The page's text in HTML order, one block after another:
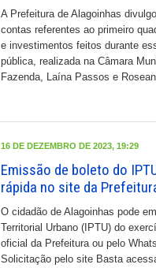
A Prefeitura de Alagoinhas
contas referentes ao primeiro
e investimentos feitos durante
pública, realizada na Câmara
Fazenda, Laína Passos e
16 DE DEZEMBRO DE 2023, 19:29
Emissão de boleto do
rápida no site da
O cidadão de Alagoinhas pode
Territorial Urbano (IPTU) do
oficial da Prefeitura ou pelo
Solicitação pelo site Basta